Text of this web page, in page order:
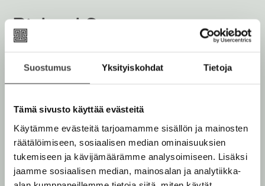
Suostumus Yksityiskohdat Tietoja
Tämä sivusto käyttää evästeitä
Käytämme evästeitä tarjoamamme sisällön ja mainosten
räätälöimiseen, sosiaalisen median ominaisuuksien
tukemiseen ja kävijämäärämme analysoimiseen. Lisäksi
jaamme sosiaalisen median, mainosalan ja analytiikka-
u
k
a
a
u
t
e
e
n
v
Richard Scarry
Lue lisää tekijästä
i
h
a
r
d
S
c
a
r